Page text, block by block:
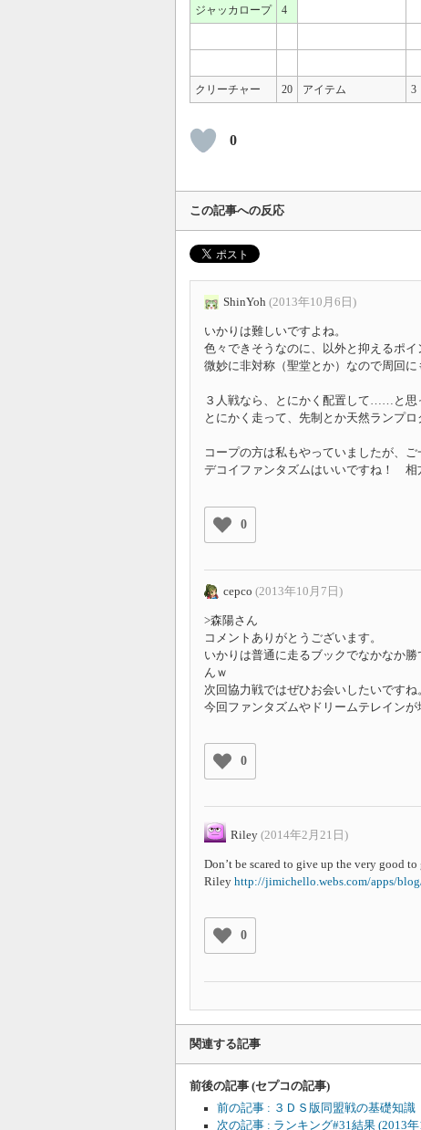
ジャッカロープ 4
クリーチャー 20 アイテム 3
0
この記事への反応
ShinYoh (2013年10月6日)
いかりは難しいですよね。
色々できそうなのに、以外と抑えるポイ
微妙に非対称（聖堂とか）なので周回
３人戦なら、とにかく配置して……と思
とにかく走って、先制とか天然ランプ
コープの方は私もやっていましたが、ご
デコイファンタズムはいいですね！ 相
0
cepco (2013年10月7日)
>森陽さん
コメントありがとうございます。
いかりは普通に走るブックでなかなか
んｗ
次回協力戦ではぜひお会いしたいですね
今回ファンタズムやドリームテレインが
0
Riley (2014年2月21日)
Don’t be scared to give up the very good
Riley http://jimichello.webs.com/apps/
0
関連する記事
前後の記事 (セプコの記事)
前の記事 : ３ＤＳ版同盟戦の基礎知識
次の記事 : ランキング#31結果 (2013